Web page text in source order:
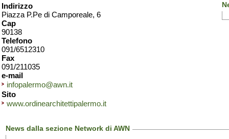
Indirizzo
Piazza P.Pe di Camporeale, 6
Cap
90138
Telefono
091/6512310
Fax
091/211035
e-mail
infopalermo@awn.it
Sito
www.ordinearchitettipalermo.it
News dalla sezione Network di AWN